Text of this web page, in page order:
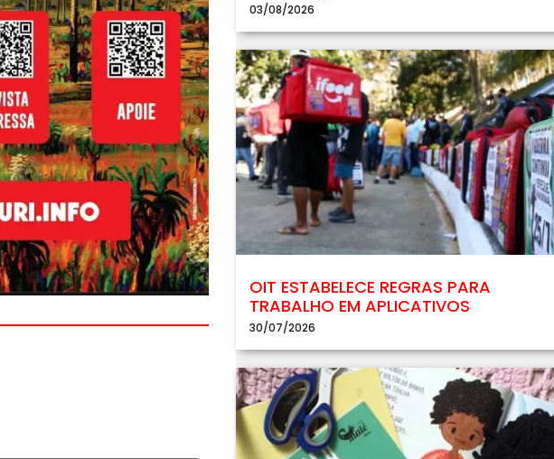
03/08/2026
OIT ESTABELECE REGRAS PARA
TRABALHO EM APLICATIVOS
30/07/2026